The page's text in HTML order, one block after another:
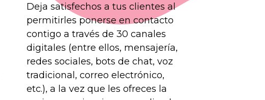
Deja satisfechos a tus clientes al
permitirles ponerse en contacto
contigo a través de 30 canales
digitales (entre ellos, mensajería,
redes sociales, bots de chat, voz
tradicional, correo electrónico,
etc.), a la vez que les ofreces la